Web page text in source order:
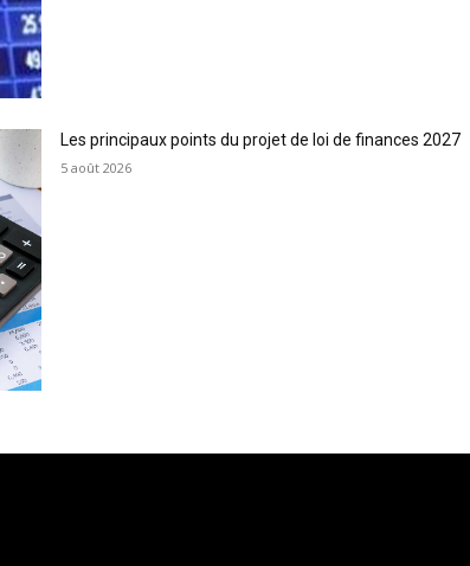
Les principaux points du projet de loi de finances 2027
5 août 2026